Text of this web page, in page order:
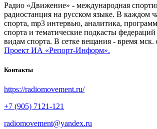
Радио «Движение» - международная
радиостанция на русском языке. В каждом
спорта, mp3 интервью, аналитика,
спорта и тематические подкасты
видам спорта. В сетке вещания - время
Проект ИА «Репорт-Информ».
Контакты
https://radiomovement.ru/
+7 (905) 7121-121
radiomovement@yandex.ru